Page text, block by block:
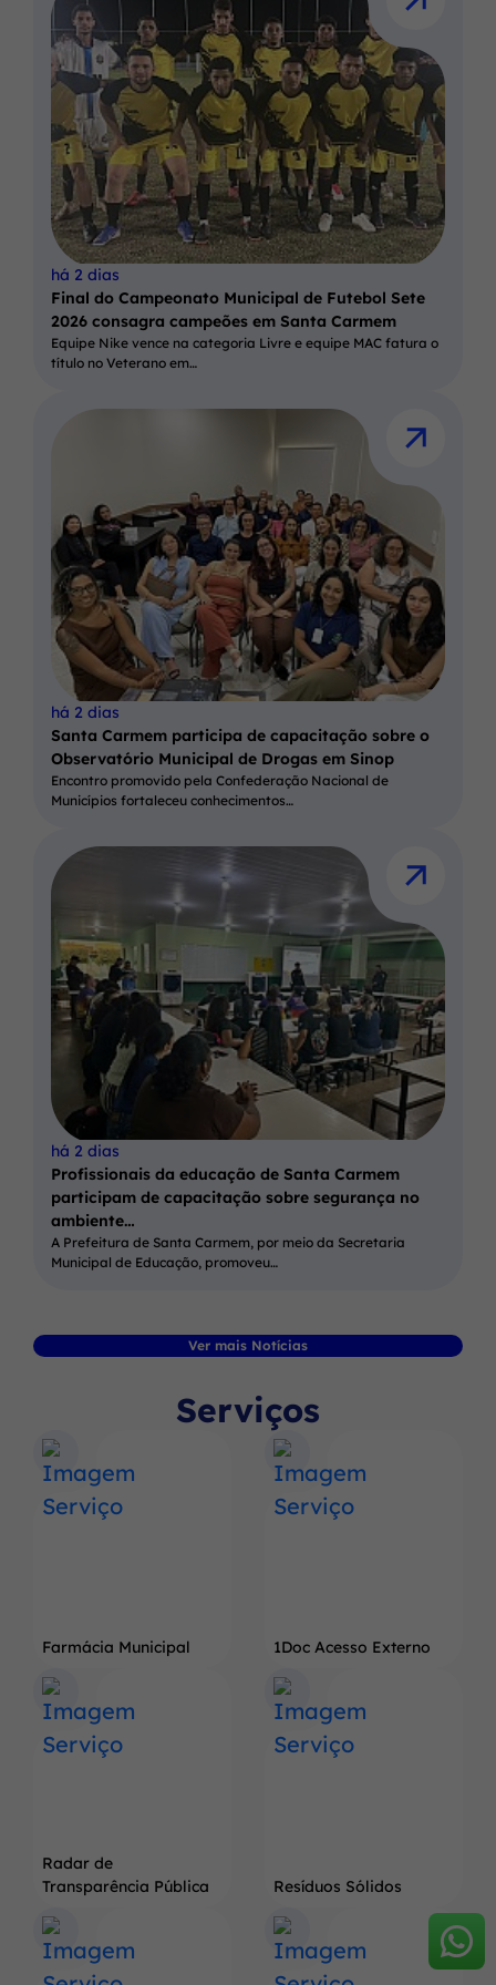
há 2 dias
Final do Campeonato Municipal de Futebol Sete
2026 consagra campeões em Santa Carmem
Equipe Nike vence na categoria Livre e equipe MAC fatura o
título no Veterano em…
há 2 dias
Santa Carmem participa de capacitação sobre o
Observatório Municipal de Drogas em Sinop
Encontro promovido pela Confederação Nacional de
Municípios fortaleceu conhecimentos…
há 2 dias
Profissionais da educação de Santa Carmem
participam de capacitação sobre segurança no
ambiente…
A Prefeitura de Santa Carmem, por meio da Secretaria
Municipal de Educação, promoveu…
Ver mais Notícias
Serviços
Farmácia Municipal 1Doc Acesso Externo
Radar de
Transparência Pública
Resíduos Sólidos